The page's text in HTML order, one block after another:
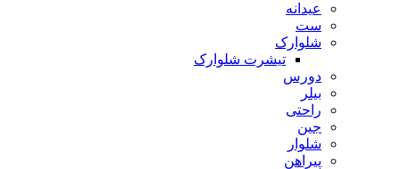
عیدانه
ست
شلوارک
تیشرت شلوارک
دورس
بیلر
راحتی
جین
شلوار
پیراهن